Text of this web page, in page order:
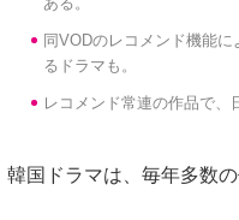
同VODのレコメンド機能
るドラマも。
レコメンド常連の作品で、
韓国ドラマは、毎年多数